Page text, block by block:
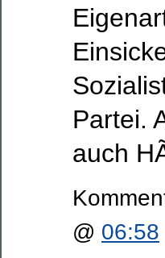
Partei.
auch
@ 06:58